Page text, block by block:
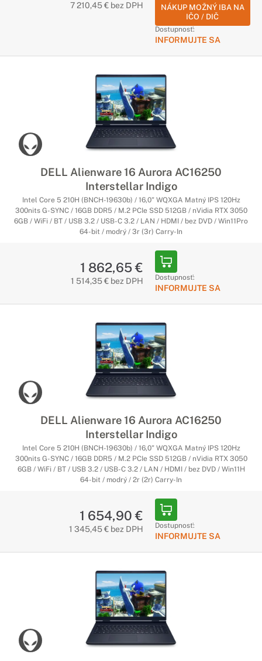
7 210,45 € bez DPH
NÁKUP MOŽNÝ IBA NA
IČO / DIČ
Dostupnosť:
INFORMUJTE SA
DELL Alienware 16 Aurora AC16250
Interstellar Indigo
Intel Core 5 210H (BNCH-19630b) / 16,0" WQXGA Matný IPS 120Hz
300nits G-SYNC / 16GB DDR5 / M.2 PCIe SSD 512GB / nVidia RTX 3050
6GB / WiFi / BT / USB 3.2 / USB-C 3.2 / LAN / HDMI / bez DVD / Win11Pro
64-bit / modrý / 3r (3r) Carry-In
1 862,65 €
1 514,35 € bez DPH Dostupnosť:
INFORMUJTE SA
DELL Alienware 16 Aurora AC16250
Interstellar Indigo
Intel Core 5 210H (BNCH-19630b) / 16,0" WQXGA Matný IPS 120Hz
300nits G-SYNC / 16GB DDR5 / M.2 PCIe SSD 512GB / nVidia RTX 3050
6GB / WiFi / BT / USB 3.2 / USB-C 3.2 / LAN / HDMI / bez DVD / Win11H
64-bit / modrý / 2r (2r) Carry-In
1 654,90 €
1 345,45 € bez DPH Dostupnosť:
INFORMUJTE SA